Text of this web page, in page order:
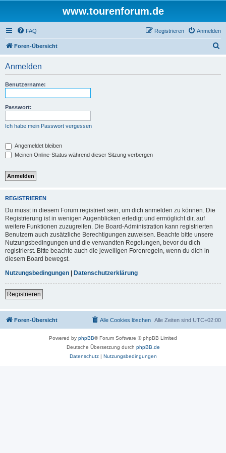
www.tourenforum.de
FAQ Anmelden
Registrieren
Foren-Übersicht
Anmelden
Benutzername:
Passwort:
Ich habe mein Passwort vergessen
Angemeldet bleiben
Meinen Online-Status während dieser Sitzung verbergen
REGISTRIEREN
Du musst in diesem Forum registriert sein, um dich anmelden zu können. Die
Registrierung ist in wenigen Augenblicken erledigt und ermöglicht dir, auf
weitere Funktionen zuzugreifen. Die Board-Administration kann registrierten
Benutzern auch zusätzliche Berechtigungen zuweisen. Beachte bitte unsere
Nutzungsbedingungen und die verwandten Regelungen, bevor du dich
registrierst. Bitte beachte auch die jeweiligen Forenregeln, wenn du dich in
diesem Board bewegst.
Nutzungsbedingungen | Datenschutzerklärung
Registrieren
Foren-Übersicht Alle Zeiten sind UTC+02:00
Alle Cookies löschen
Powered by phpBB® Forum Software © phpBB Limited
Deutsche Übersetzung durch phpBB.de
Datenschutz| Nutzungsbedingungen